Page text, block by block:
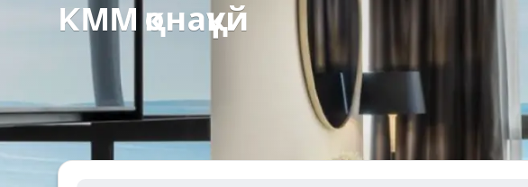
KMM қонақүй